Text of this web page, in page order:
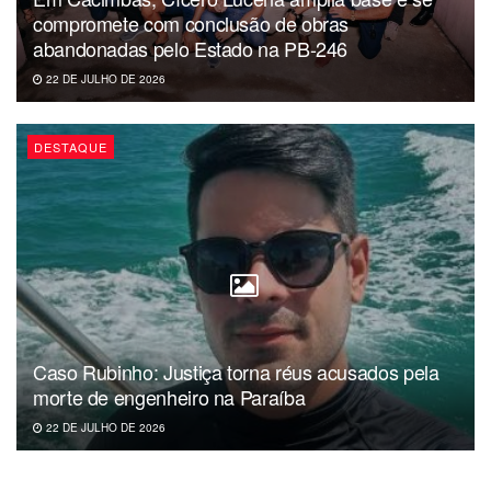
Período: de 17 de abril de 2019 a 03 de maio de 2019.
compromete com conclusão de obras
abandonadas pelo Estado na PB-246
22 DE JULHO DE 2026
DESTAQUE
Caso Rubinho: Justiça torna réus acusados pela
morte de engenheiro na Paraíba
22 DE JULHO DE 2026